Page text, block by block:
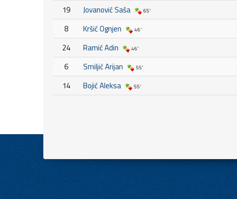
19 Jovanović Saša 65'
8 Kršić Ognjen 46'
24 Ramić Adin 46'
6 Smiljić Arijan 55'
14 Bojić Aleksa 55'